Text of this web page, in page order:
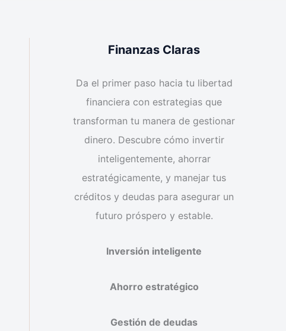
Finanzas Claras
Da el primer paso hacia tu libertad
financiera con estrategias que
transforman tu manera de gestionar
dinero. Descubre cómo invertir
inteligentemente, ahorrar
estratégicamente, y manejar tus
créditos y deudas para asegurar un
futuro próspero y estable.
Inversión inteligente
Ahorro estratégico
Gestión de deudas